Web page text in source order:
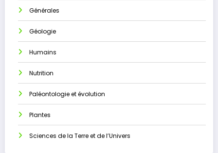
Générales
Géologie
Humains
Nutrition
Paléontologie et évolution
Plantes
Sciences de la Terre et de l’Univers